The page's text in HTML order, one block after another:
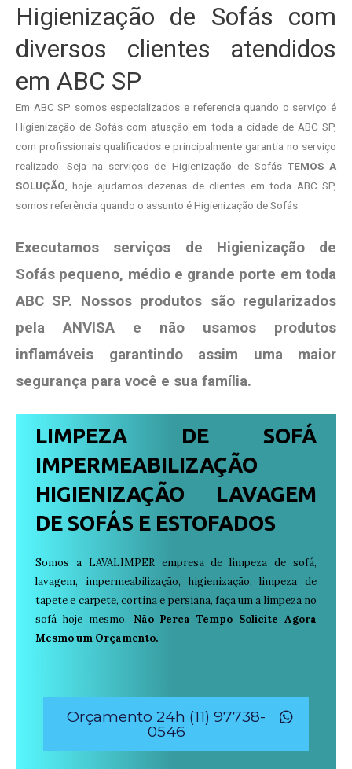
Higienização de Sofás com
diversos clientes atendidos
em ABC SP
Em ABC SP somos especializados e referencia quando o serviço é
Higienização de Sofás com atuação em toda a cidade de ABC SP,
com profissionais qualificados e principalmente garantia no serviço
realizado. Seja na serviços de Higienização de Sofás TEMOS A
SOLUÇÃO , hoje ajudamos dezenas de clientes em toda ABC SP,
somos referência quando o assunto é Higienização de Sofás.
Executamos serviços de Higienização de
Sofás pequeno, médio e grande porte em toda
ABC SP. Nossos produtos são regularizados
pela ANVISA e não usamos produtos
inflamáveis garantindo assim uma maior
segurança para você e sua família.
LIMPEZA DE SOFÁ
IMPERMEABILIZAÇÃO
HIGIENIZAÇÃO LAVAGEM
DE SOFÁS E ESTOFADOS
Somos a LAVALIMPER empresa de limpeza de sofá,
lavagem, impermeabilização, higienização, limpeza de
tapete e carpete, cortina e persiana, faça um a limpeza no
sofá hoje mesmo. Não Perca Tempo Solicite Agora
Mesmo um Orçamento.
Orçamento 24h (11) 97738-
0546